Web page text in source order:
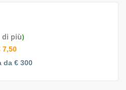
di più)
7,50
da € 300